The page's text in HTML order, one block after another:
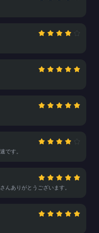
です。
んありがとうございます。